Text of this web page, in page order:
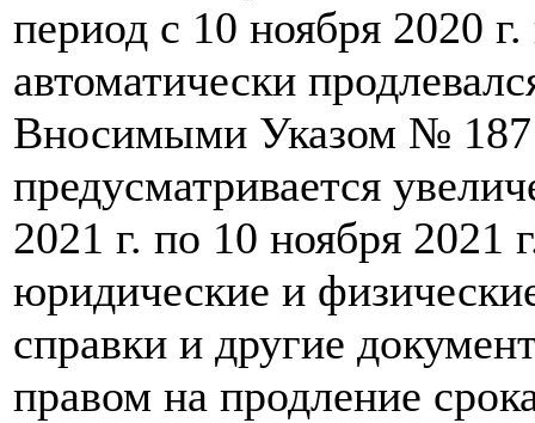
период с 10 ноября 2020
автоматически
Вносимыми Указом № 187
предусматривается
2021 г. по 10 ноября 2021
юридические и
справки и другие
правом на продление